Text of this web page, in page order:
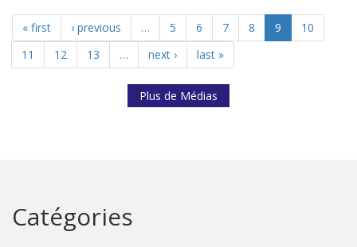
« first ‹ previous … 5 6 7 8 9
10
11
12 13 … next › last »
Plus de Médias
Catégories